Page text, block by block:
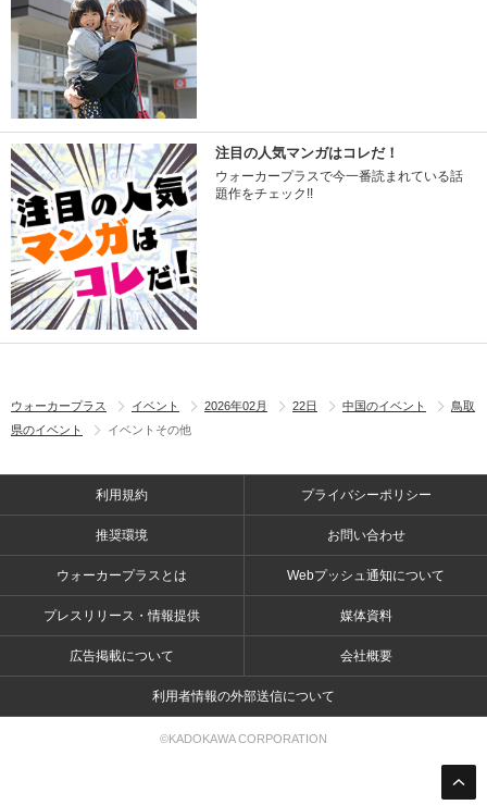
注目の人気マンガはコレだ！
ウォーカープラスで今一番読まれている話
題作をチェック!!
ウォーカープラス イベント 2026年02月 22日 中国のイベント
鳥取
県のイベント
イベントその他
利用規約 プライバシーポリシー
推奨環境 お問い合わせ
ウォーカープラスとは Webプッシュ通知について
プレスリリース・情報提供 媒体資料
広告掲載について 会社概要
利用者情報の外部送信について
©KADOKAWA CORPORATION